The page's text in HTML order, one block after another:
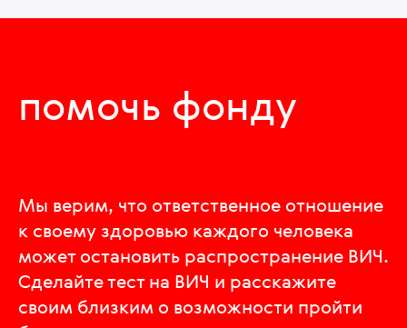
помочь фонду
Мы верим, что ответственное отношение
к своему здоровью каждого человека
может остановить распространение ВИЧ.
Сделайте тест на ВИЧ и расскажите
своим близким о возможности пройти